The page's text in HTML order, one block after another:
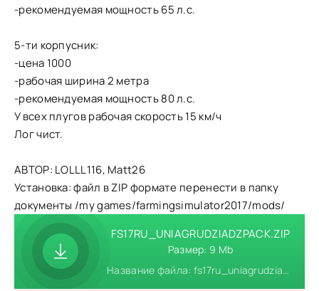
-рекомендуемая мощность 65 л.с.
5-ти корпусник:
-цена 1000
-рабочая ширина 2 метра
-рекомендуемая мощность 80 л.с.
У всех плугов рабочая скорость 15 км/ч
Лог чист.
АВТОР: LOLLL116, Matt26
Установка: файл в ZIP формате перенести в папку
документы /my games/farmingsimulator2017/mods/
FS17RU_UNIAGRUDZIADZPACK.ZIP
Размер: 9 Mb
Название файла: fs17ru_uniagrudziadzpack.zip